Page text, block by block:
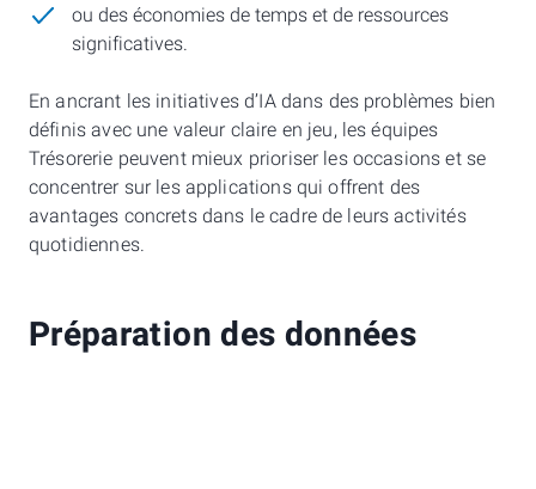
ou des économies de temps et de ressources
significatives.
En ancrant les initiatives d’IA dans des problèmes bien
définis avec une valeur claire en jeu, les équipes
Trésorerie peuvent mieux prioriser les occasions et se
concentrer sur les applications qui offrent des
avantages concrets dans le cadre de leurs activités
quotidiennes.
Préparation des données